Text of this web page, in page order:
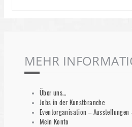
MEHR
Über uns…
Jobs in der Kunstbranche
Eventorganisation – Ausstellungen
Mein Konto